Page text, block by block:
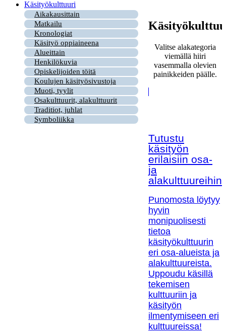
Käsityökulttuuri
Aikakausittain
Matkailu
Kronologiat
Käsityö oppiaineena
Alueittain
Henkilökuvia
Opiskelijoiden töitä
Koulujen käsityösivustoja
Muoti, tyylit
Osakulttuurit, alakulttuurit
Traditiot, juhlat
Symboliikka
Valitse alakategoria
viemällä hiiri
vasemmalla olevien
painikkeiden päälle.
Tutustu
käsityön
erilaisiin osa-
ja
alakulttuureihin!
Punomosta löytyy
hyvin
monipuolisesti
tietoa
käsityökulttuurin
eri osa-alueista ja
alakulttuureista.
Uppoudu käsillä
tekemisen
kulttuuriin ja
käsityön
ilmentymiseen eri
kulttuureissa!